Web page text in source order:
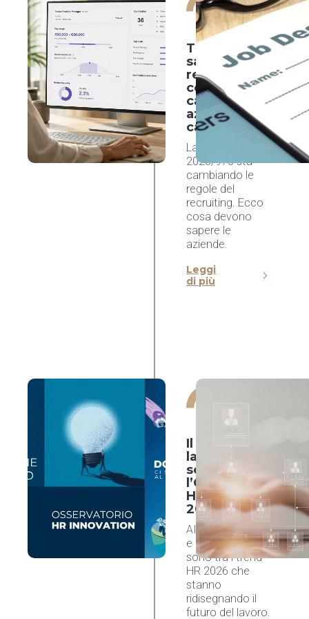
19 giugno
2026
Trasparenza
salariale e
recruiting:
cosa
cambia per
aziende e
candidati
La Direttiva UE
2023/970 sta
cambiando le
regole del
recruiting. Ecco
cosa devono
sapere le
aziende.
Leggi
di più
15 maggio
2026
Il futuro del
lavoro
secondo
l’Osservatorio
HR Innovation
2026
AI, talent shortage
e competenze
sono tra i trend
HR 2026 che
stanno
ridisegnando il
futuro del lavoro.